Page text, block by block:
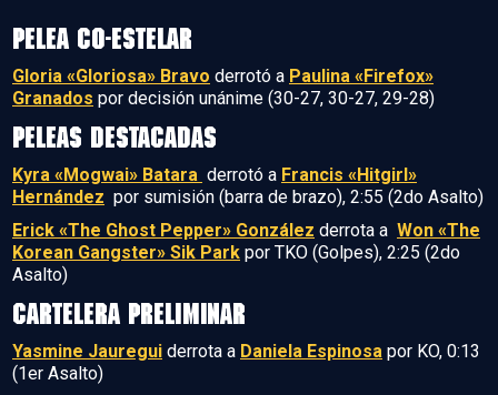
PELEA CO-ESTELAR
Gloria «Gloriosa» Bravo derrotó a Paulina «Firefox»
Granados por decisión unánime (30-27, 30-27, 29-28)
PELEAS DESTACADAS
Kyra «Mogwai» Batara derrotó a Francis «Hitgirl»
Hernández por sumisión (barra de brazo), 2:55 (2do Asalto)
Erick «The Ghost Pepper» González derrota a Won «The
Korean Gangster» Sik Park por TKO (Golpes), 2:25 (2do
Asalto)
CARTELERA PRELIMINAR
Yasmine Jauregui derrota a Daniela Espinosa por KO, 0:13
(1er Asalto)